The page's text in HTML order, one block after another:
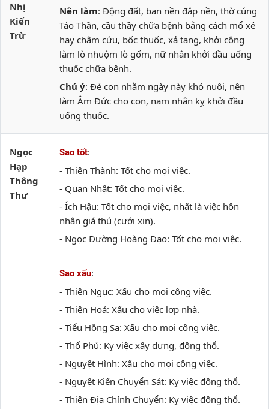
Nhị
Kiến
Trừ
Nên làm: Động đất, ban nền đắp nền, thờ cúng
Táo Thần, cầu thầy chữa bệnh bằng cách mổ xẻ
hay châm cứu, bốc thuốc, xả tang, khởi công
làm lò nhuộm lò gốm, nữ nhân khởi đầu uống
thuốc chữa bệnh.
Chú ý: Đẻ con nhằm ngày này khó nuôi, nên
làm Âm Đức cho con, nam nhân kỵ khởi đầu
uống thuốc.
Ngọc
Hạp
Thông
Thư
Sao tốt:
- Thiên Thành: Tốt cho mọi việc.
- Quan Nhật: Tốt cho mọi việc.
- Ích Hậu: Tốt cho mọi việc, nhất là việc hôn
nhân giá thú (cưới xin).
- Ngọc Đường Hoàng Đạo: Tốt cho mọi việc.
Sao xấu:
- Thiên Ngục: Xấu cho mọi công việc.
- Thiên Hoả: Xấu cho việc lợp nhà.
- Tiểu Hồng Sa: Xấu cho mọi công việc.
- Thổ Phủ: Kỵ việc xây dựng, động thổ.
- Nguyệt Hình: Xấu cho mọi công việc.
- Nguyệt Kiến Chuyển Sát: Kỵ việc động thổ.
- Thiên Địa Chính Chuyển: Kỵ việc động thổ.